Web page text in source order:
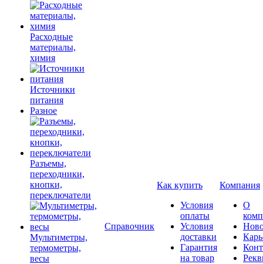
Расходные
материалы,
химия
Источники
питания
Разное
Разъемы,
переходники,
кнопки,
переключатели
Мультиметры,
термометры,
весы
Справочник
Как купить
Условия
оплаты
Условия
доставки
Гарантия
на товар
Компания
О